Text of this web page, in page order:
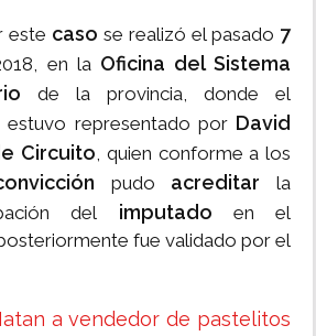
este caso se realizó el pasado 7
en la Oficina del Sistema
de la provincia, donde el
estuvo representado porDavid
Circuito, quien conforme a los
pudo acreditar la
del imputado en el
fue validado por el
a vendedor de pastelitos